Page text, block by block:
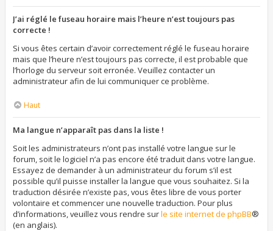
J’ai réglé le fuseau horaire mais l’heure n’est toujours pas
correcte !
Si vous êtes certain d’avoir correctement réglé le fuseau horaire
mais que l’heure n’est toujours pas correcte, il est probable que
l’horloge du serveur soit erronée. Veuillez contacter un
administrateur afin de lui communiquer ce problème.
Haut
Ma langue n’apparaît pas dans la liste !
Soit les administrateurs n’ont pas installé votre langue sur le
forum, soit le logiciel n’a pas encore été traduit dans votre langue.
Essayez de demander à un administrateur du forum s’il est
possible qu’il puisse installer la langue que vous souhaitez. Si la
traduction désirée n’existe pas, vous êtes libre de vous porter
volontaire et commencer une nouvelle traduction. Pour plus
d’informations, veuillez vous rendre surle site internet de phpBB®
(en anglais).